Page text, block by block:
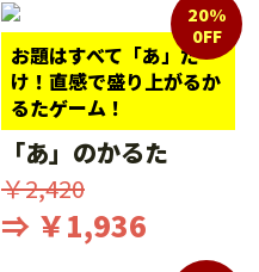
お題はすべて「あ」だ
け！直感で盛り上がるか
るたゲーム！
20%
0FF
「あ」のかるた
￥2,420
⇒ ￥1,936